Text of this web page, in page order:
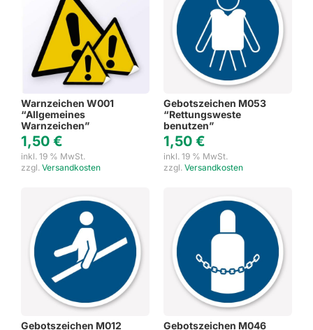
Warnzeichen W001
“Allgemeines
Warnzeichen”
1,50 €
inkl. 19 % MwSt.
zzgl. Versandkosten
Gebotszeichen M053
“Rettungsweste
benutzen”
1,50 €
inkl. 19 % MwSt.
zzgl. Versandkosten
Gebotszeichen M012 Gebotszeichen M046